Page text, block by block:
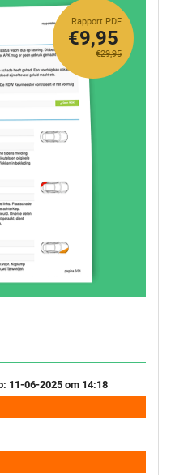
Rapport PDF
€29,95
€9,95
11-06-2025 om 14:18